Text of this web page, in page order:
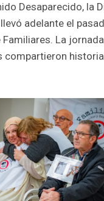
Desaparecido, la
adelante el
La
compartieron